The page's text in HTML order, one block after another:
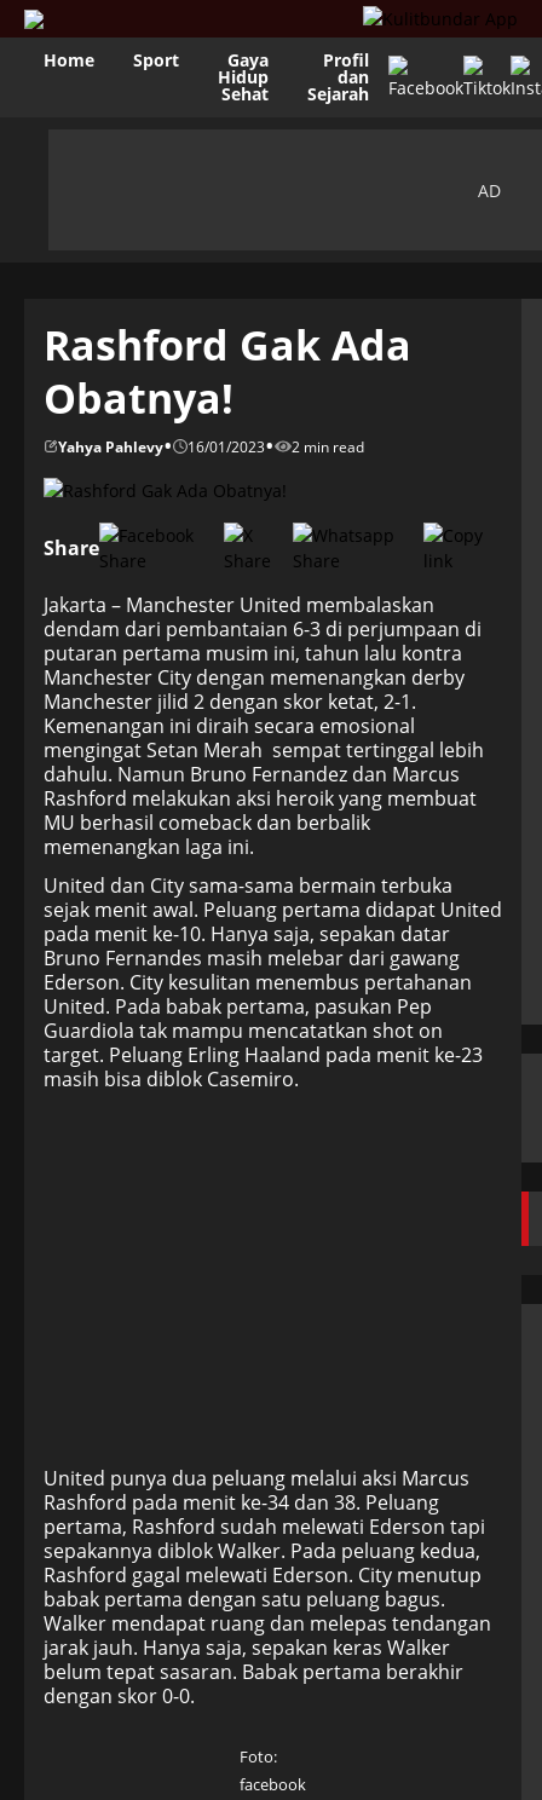
Home Sport Gaya
Hidup
Sehat
Profil
dan
Sejarah
Rashford Gak Ada
Obatnya!
Yahya Pahlevy• 16/01/2023• 2 min read
Share
Jakarta – Manchester United membalaskan
dendam dari pembantaian 6-3 di perjumpaan di
putaran pertama musim ini, tahun lalu kontra
Manchester City dengan memenangkan derby
Manchester jilid 2 dengan skor ketat, 2-1.
Kemenangan ini diraih secara emosional
mengingat Setan Merah sempat tertinggal lebih
dahulu. Namun Bruno Fernandez dan Marcus
Rashford melakukan aksi heroik yang membuat
MU berhasil comeback dan berbalik
memenangkan laga ini.
United dan City sama-sama bermain terbuka
sejak menit awal. Peluang pertama didapat United
pada menit ke-10. Hanya saja, sepakan datar
Bruno Fernandes masih melebar dari gawang
Ederson. City kesulitan menembus pertahanan
United. Pada babak pertama, pasukan Pep
Guardiola tak mampu mencatatkan shot on
target. Peluang Erling Haaland pada menit ke-23
masih bisa diblok Casemiro.
United punya dua peluang melalui aksi Marcus
Rashford pada menit ke-34 dan 38. Peluang
pertama, Rashford sudah melewati Ederson tapi
sepakannya diblok Walker. Pada peluang kedua,
Rashford gagal melewati Ederson. City menutup
babak pertama dengan satu peluang bagus.
Walker mendapat ruang dan melepas tendangan
jarak jauh. Hanya saja, sepakan keras Walker
belum tepat sasaran. Babak pertama berakhir
dengan skor 0-0.
Foto:
facebook